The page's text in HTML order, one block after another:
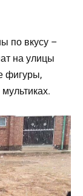
по вкусу –
на улицы
фигуры,